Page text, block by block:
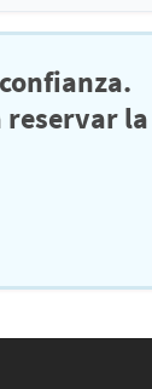
reservar la